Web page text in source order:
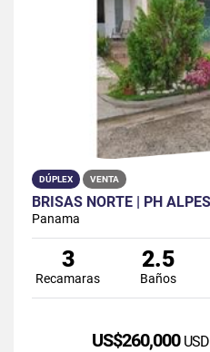
DÚPLEX VENTA
Panama
3
Recamaras
2.5
Baños
US$260,000 USD